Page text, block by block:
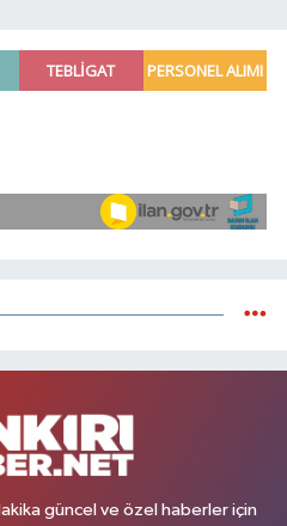
güncel ve özel haberler için